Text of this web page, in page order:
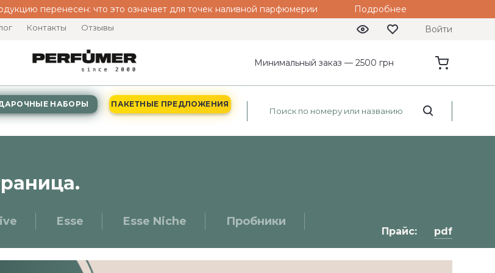
перенесен: что это означает для точек наливной парфюмерии
Подробнее
Контакты Отзывы Войти
Минимальный заказ — 2500 грн
НАБОРЫ
ПАКЕТНЫЕ ПРЕДЛОЖЕНИЯ
Esse Esse Niche Пробники
Прайс: pdf